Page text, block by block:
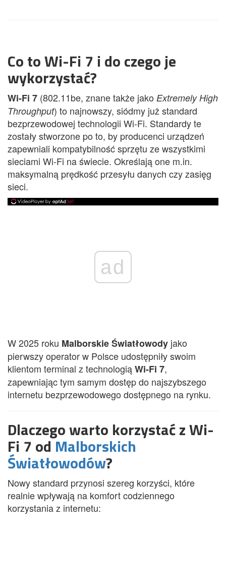
Co to Wi-Fi 7 i do czego je
wykorzystać?
Wi-Fi 7 (802.11be, znane także jako Extremely High
Throughput) to najnowszy, siódmy już standard
bezprzewodowej technologii Wi-Fi. Standardy te
zostały stworzone po to, by producenci urządzeń
zapewniali kompatybilność sprzętu ze wszystkimi
sieciami Wi-Fi na świecie. Określają one m.in.
maksymalną prędkość przesyłu danych czy zasięg
sieci.
ad
W 2025 roku Malborskie Światłowody jako
pierwszy operator w Polsce udostępniły swoim
klientom terminal z technologiąWi-Fi 7,
zapewniając tym samym dostęp do najszybszego
internetu bezprzewodowego dostępnego na rynku.
Dlaczego warto korzystać z Wi-
Fi 7 odMalborskich
Światłowodów?
Nowy standard przynosi szereg korzyści, które
realnie wpływają na komfort codziennego
korzystania z internetu: